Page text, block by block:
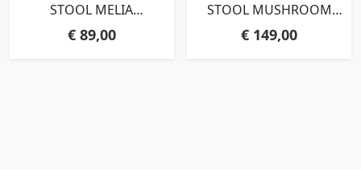
STOOL MELIA
BROWN,31XØ30 /45 CM,
BROWN RECYCLED
€89,00
STOOL MUSHROOM
BROWN,45XØ40 CM,
BROWN TEAKWOOD
€ 149,00